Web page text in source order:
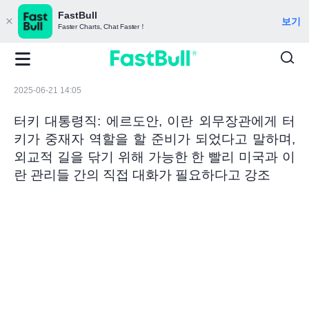
FastBull
Faster Charts, Chat Faster！ 보기
2025-06-21 14:05
터키 대통령직: 에르도안, 이란 외무장관에게 터
키가 중재자 역할을 할 준비가 되었다고 말하며,
외교적 길을 닦기 위해 가능한 한 빨리 미국과 이
란 관리들 간의 직접 대화가 필요하다고 강조